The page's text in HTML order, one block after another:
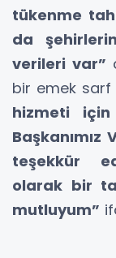
tükenme
da
verileri var”
bir emek sarf
hizmeti için
teşekkür
olarak bir
mutluyum”